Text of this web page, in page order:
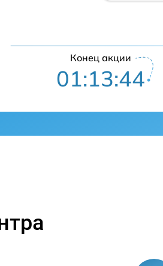
Конец акции
01:13:43